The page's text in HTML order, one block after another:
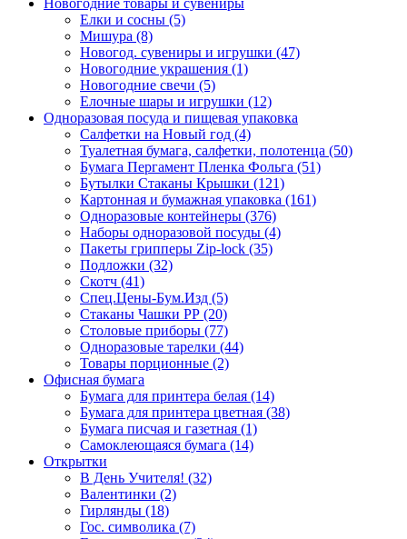
Новогодние товары и сувениры
Елки и сосны (5)
Мишура (8)
Новогод. сувениры и игрушки (47)
Новогодние украшения (1)
Новогодние свечи (5)
Елочные шары и игрушки (12)
Одноразовая посуда и пищевая упаковка
Салфетки на Новый год (4)
Туалетная бумага, салфетки, полотенца (50)
Бумага Пергамент Пленка Фольга (51)
Бутылки Стаканы Крышки (121)
Картонная и бумажная упаковка (161)
Одноразовые контейнеры (376)
Наборы одноразовой посуды (4)
Пакеты грипперы Zip-lock (35)
Подложки (32)
Скотч (41)
Спец.Цены-Бум.Изд (5)
Стаканы Чашки РР (20)
Столовые приборы (77)
Одноразовые тарелки (44)
Товары порционные (2)
Офисная бумага
Бумага для принтера белая (14)
Бумага для принтера цветная (38)
Бумага писчая и газетная (1)
Самоклеющаяся бумага (14)
Открытки
В День Учителя! (32)
Валентинки (2)
Гирлянды (18)
Гос. символика (7)